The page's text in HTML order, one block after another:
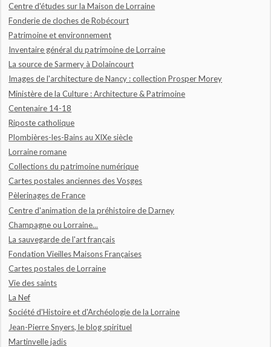
Centre d'études sur la Maison de Lorraine
Fonderie de cloches de Robécourt
Patrimoine et environnement
Inventaire général du patrimoine de Lorraine
La source de Sarmery à Dolaincourt
Images de l'architecture de Nancy : collection Prosper Morey
Ministère de la Culture : Architecture & Patrimoine
Centenaire 14-18
Riposte catholique
Plombières-les-Bains au XIXe siècle
Lorraine romane
Collections du patrimoine numérique
Cartes postales anciennes des Vosges
Pèlerinages de France
Centre d'animation de la préhistoire de Darney
Champagne ou Lorraine...
La sauvegarde de l'art français
Fondation Vieilles Maisons Françaises
Cartes postales de Lorraine
Vie des saints
La Nef
Société d'Histoire et d'Archéologie de la Lorraine
Jean-Pierre Snyers, le blog spirituel
Martinvelle jadis